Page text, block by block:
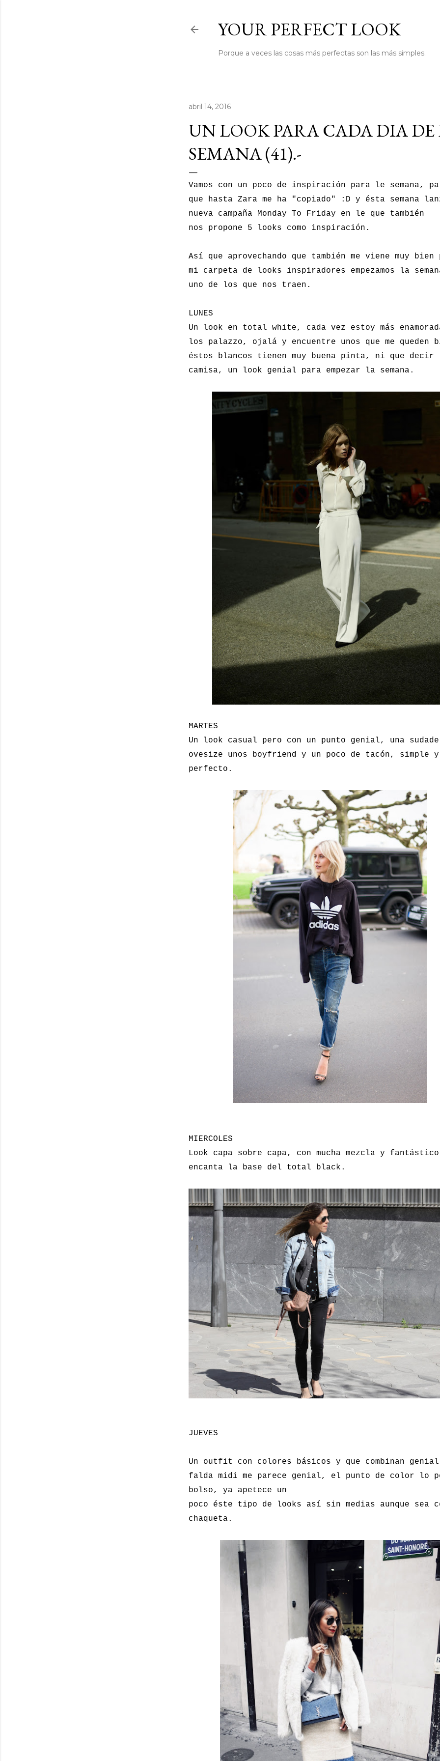
YOUR PERFECT LOOK
Porque a veces las cosas más perfectas son las más simples.
abril 14, 2016
UN LOOK PARA CADA DIA DE
SEMANA (41).-
Vamos con un poco de inspiración para le semana,
que hasta Zara me ha "copiado" :D y ésta semana
nueva campaña Monday To Friday en le que también
nos propone 5 looks como inspiración.
Así que aprovechando que también me viene muy bien
mi carpeta de looks inspiradores empezamos la
uno de los que nos traen.
LUNES
Un look en total white, cada vez estoy más
los palazzo, ojalá y encuentre unos que me queden
éstos blancos tienen muy buena pinta, ni que decir
camisa, un look genial para empezar la semana.
MARTES
Un look casual pero con un punto genial, una
ovesize unos boyfriend y un poco de tacón, simple y
perfecto.
MIERCOLES
Look capa sobre capa, con mucha mezcla y
encanta la base del total black.
JUEVES
Un outfit con colores básicos y que combinan
falda midi me parece genial, el punto de color lo
bolso, ya apetece un
poco éste tipo de looks así sin medias aunque sea
chaqueta.